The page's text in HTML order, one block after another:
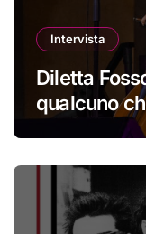
Intervista
Diletta
qualcuno